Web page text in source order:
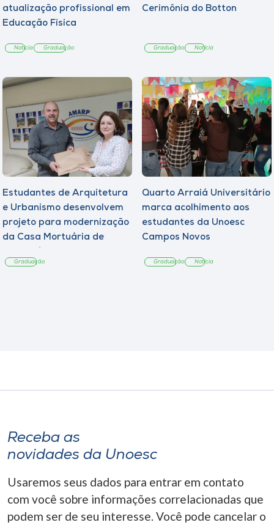
atualização profissional em
Educação Física
Notícia Graduação
Cerimônia do Botton
Graduação Notícia
Estudantes de Arquitetura
e Urbanismo desenvolvem
projeto para modernização
da Casa Mortuária de
Graduação
Quarto Arraiá Universitário
marca acolhimento aos
estudantes da Unoesc
Campos Novos
Graduação Notícia
Receba as
novidades da Unoesc
Usaremos seus dados para entrar em contato
com você sobre informações correlacionadas que
podem ser de seu interesse. Você pode cancelar o